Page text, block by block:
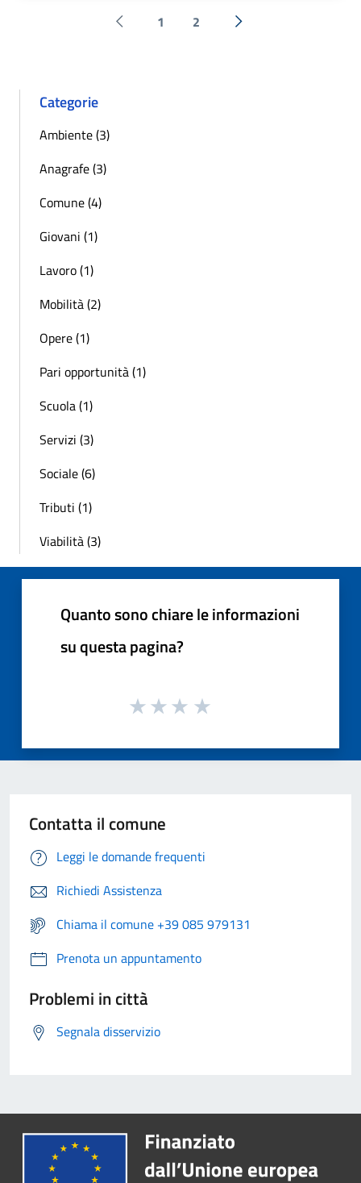
Pagina precedente
1 2 Successiva »
Categorie
Ambiente (3)
Anagrafe (3)
Comune (4)
Giovani (1)
Lavoro (1)
Mobilità (2)
Opere (1)
Pari opportunità (1)
Scuola (1)
Servizi (3)
Sociale (6)
Tributi (1)
Viabilità (3)
Quanto sono chiare le informazioni
su questa pagina?
Contatta il comune
Leggi le domande frequenti
Richiedi Assistenza
Chiama il comune +39 085 979131
Prenota un appuntamento
Problemi in città
Segnala disservizio